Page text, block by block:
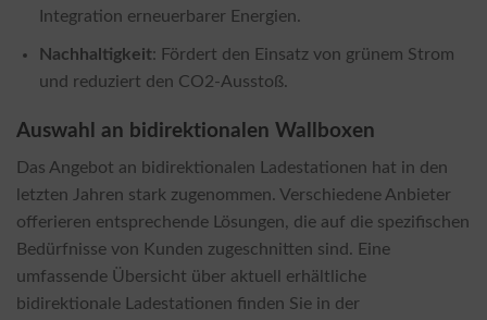
Integration erneuerbarer Energien.
Nachhaltigkeit: Fördert den Einsatz von grünem Strom
und reduziert den CO2-Ausstoß.
Auswahl an bidirektionalen Wallboxen
Das Angebot an bidirektionalen Ladestationen hat in den
letzten Jahren stark zugenommen. Verschiedene Anbieter
offerieren entsprechende Lösungen, die auf die spezifischen
Bedürfnisse von Kunden zugeschnitten sind. Eine
umfassende Übersicht über aktuell erhältliche
bidirektionale Ladestationen finden Sie in der